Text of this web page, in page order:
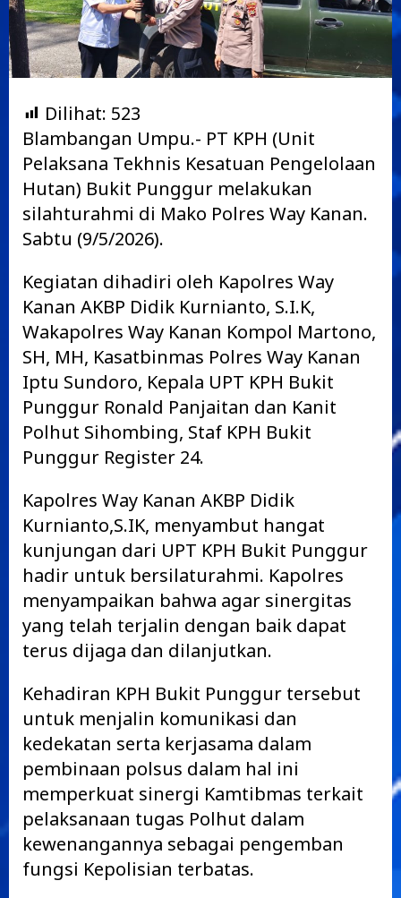
Dilihat: 523
Blambangan Umpu.- PT KPH (Unit
Pelaksana Tekhnis Kesatuan Pengelolaan
Hutan) Bukit Punggur melakukan
silahturahmi di Mako Polres Way Kanan.
Sabtu (9/5/2026).
Kegiatan dihadiri oleh Kapolres Way
Kanan AKBP Didik Kurnianto, S.I.K,
Wakapolres Way Kanan Kompol Martono,
SH, MH, Kasatbinmas Polres Way Kanan
Iptu Sundoro, Kepala UPT KPH Bukit
Punggur Ronald Panjaitan dan Kanit
Polhut Sihombing, Staf KPH Bukit
Punggur Register 24.
Kapolres Way Kanan AKBP Didik
Kurnianto,S.IK, menyambut hangat
kunjungan dari UPT KPH Bukit Punggur
hadir untuk bersilaturahmi. Kapolres
menyampaikan bahwa agar sinergitas
yang telah terjalin dengan baik dapat
terus dijaga dan dilanjutkan.
Kehadiran KPH Bukit Punggur tersebut
untuk menjalin komunikasi dan
kedekatan serta kerjasama dalam
pembinaan polsus dalam hal ini
memperkuat sinergi Kamtibmas terkait
pelaksanaan tugas Polhut dalam
kewenangannya sebagai pengemban
fungsi Kepolisian terbatas.